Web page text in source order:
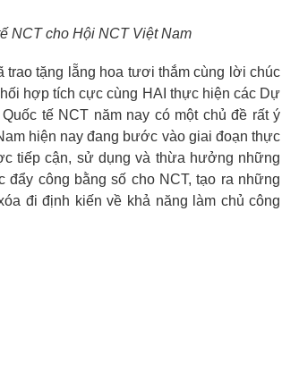
NCT cho Hội NCT Việt Nam
trao tặng lẵng hoa tươi thắm cùng lời chúc
hợp tích cực cùng HAI thực hiện các Dự
tế NCT năm nay có một chủ đề rất ý
hiện nay đang bước vào giai đoạn thực
tiếp cận, sử dụng và thừa hưởng những
công bằng số cho NCT, tạo ra những
đi định kiến về khả năng làm chủ công